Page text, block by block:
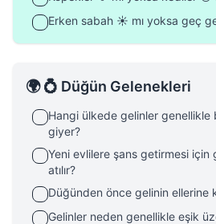
Erken sabah ☀️ mı yoksa geç
🌍 💍 Düğün Gelenekleri
Hangi ülkede gelinler genellikle
giyer?
Yeni evlilere şans getirmesi için
atılır?
Düğünden önce gelinin ellerine
Gelinler neden genellikle eşik